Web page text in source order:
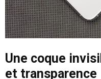
Une coque
et transparence